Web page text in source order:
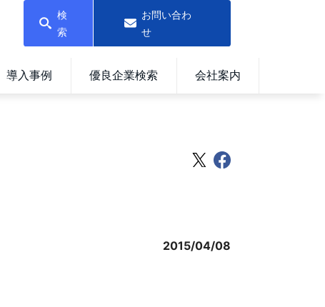
検
索
お問い合わ
せ
導入事例 優良企業検索 会社案内
2015/04/08